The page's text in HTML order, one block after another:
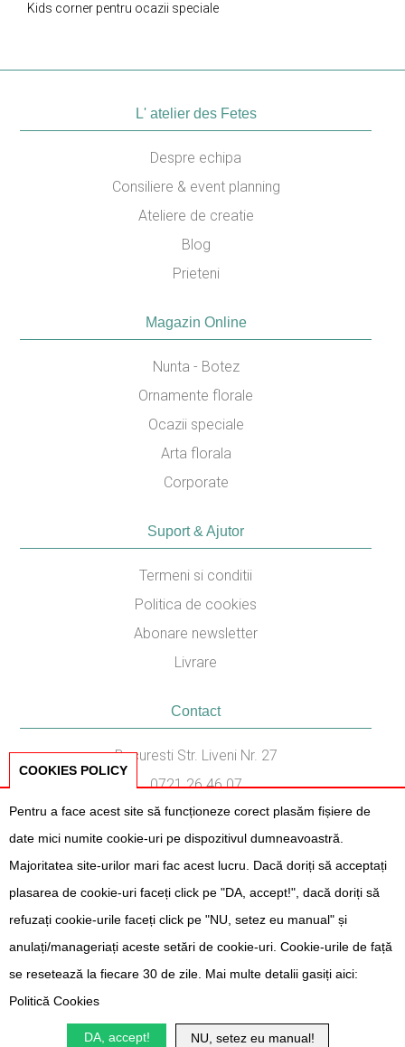
Kids corner pentru ocazii speciale
L' atelier des Fetes
Despre echipa
Consiliere & event planning
Ateliere de creatie
Blog
Prieteni
Magazin Online
Nunta - Botez
Ornamente florale
Ocazii speciale
Arta florala
Corporate
Suport & Ajutor
Termeni si conditii
Politica de cookies
Abonare newsletter
Livrare
Contact
Bucuresti Str. Liveni Nr. 27
0721.26.46.07
031.436.87.38
Program Consiliere:
Luni - Vineri, 11:00 - 17:00
L' Atelier des Fêtes 2026- Toate drepturile rezervate. Created by
COOKIES POLICY
Pentru a face acest site să funcționeze corect plasăm fișiere de
date mici numite cookie-uri pe dispozitivul dumneavoastră.
Majoritatea site-urilor mari fac acest lucru. Dacă doriți să acceptați
plasarea de cookie-uri faceți click pe "DA, accept!", dacă doriți să
refuzați cookie-urile faceți click pe "NU, setez eu manual" și
anulați/manageriați aceste setări de cookie-uri. Cookie-urile de față
se resetează la fiecare 30 de zile. Mai multe detalii gasiți aici:
Politică Cookies
DA, accept! NU, setez eu manual!